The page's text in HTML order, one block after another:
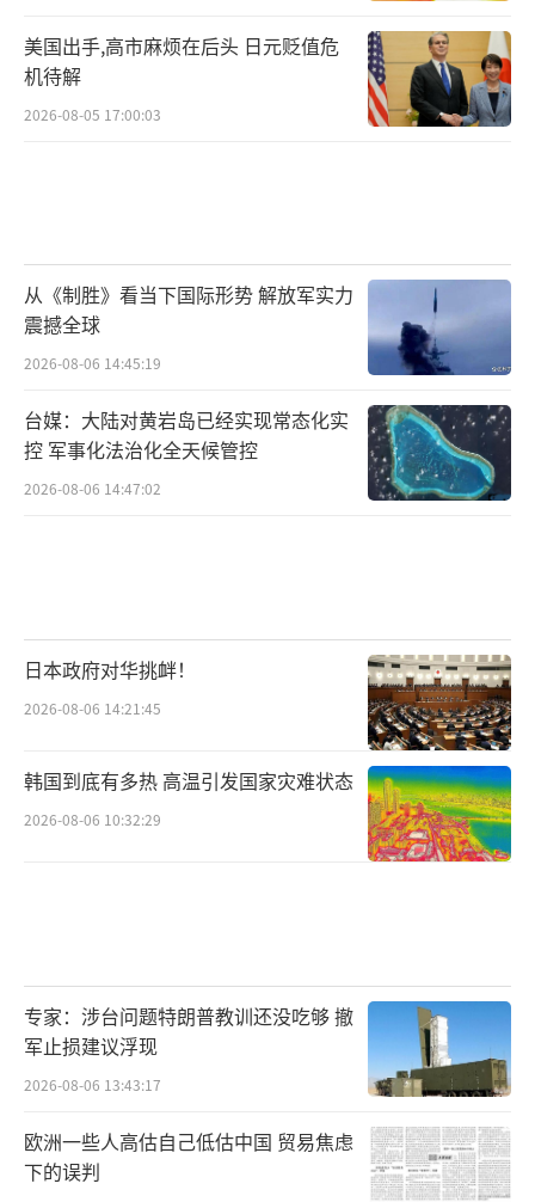
美国出手,高市麻烦在后头 日元贬值危
机待解
2026-08-05 17:00:03
从《制胜》看当下国际形势 解放军实力
震撼全球
2026-08-06 14:45:19
台媒：大陆对黄岩岛已经实现常态化实
控 军事化法治化全天候管控
2026-08-06 14:47:02
日本政府对华挑衅！
2026-08-06 14:21:45
韩国到底有多热 高温引发国家灾难状态
2026-08-06 10:32:29
专家：涉台问题特朗普教训还没吃够 撤
军止损建议浮现
2026-08-06 13:43:17
欧洲一些人高估自己低估中国 贸易焦虑
下的误判